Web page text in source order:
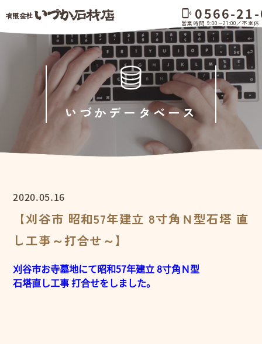
いづかデータベース
2020.05.16
【刈谷市 昭和57年建立 8寸角Ｎ型石塔 直
し工事～打合せ～】
刈谷市お寺墓地にて昭和57年建立 8寸角Ｎ型
石塔直し工事 打合せをしました。
phonelink_ring 0566-
営業時間 9:00～21:00／不定休